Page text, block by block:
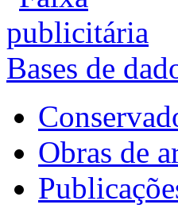
Bases de
Obras de